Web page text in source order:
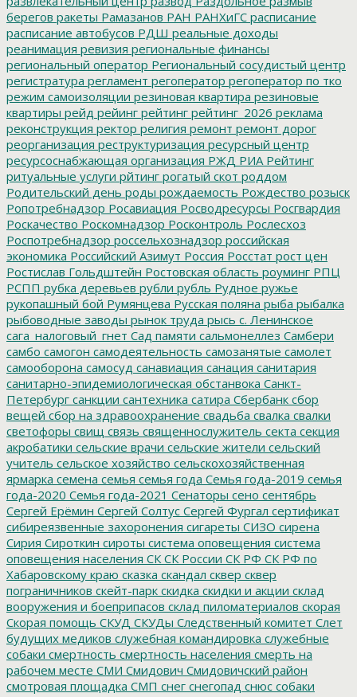
берегов ракеты Рамазанов РАН РАНХиГС расписание
расписание автобусов РДШ реальные доходы
реанимация ревизия региональные финансы
региональный оператор Региональный сосудистый центр
регистратура регламент регоператор регоператор по тко
режим самоизоляции резиновая квартира резиновые
квартиры рейд рейинг рейтинг рейтинг_2026 реклама
реконструкция ректор религия ремонт ремонт дорог
реорганизация реструктуризация ресурсный центр
ресурсоснабжающая организация РЖД РИА Рейтинг
ритуальные услуги рйтинг рогатый скот роддом
Родительский день роды рождаемость Рождество розыск
Ропотребнадзор Росавиация Росводресурсы Росгвардия
Роскачество Роскомнадзор Росконтроль Рослесхоз
Роспотребнадзор россельхознадзор российская
экономика Российский Азимут Россия Росстат рост цен
Ростислав Гольдштейн Ростовская область роуминг РПЦ
РСПП рубка деревьев рубли рубль Рудное ружье
рукопашный бой Румянцева Русская поляна рыба рыбалка
рыбоводные заводы рынок труда рысь с. Ленинское
сага_налоговый_гнет Сад памяти сальмонеллез Самбери
самбо самогон самодеятельность самозанятые самолет
самооборона самосуд санавиация санация санитария
санитарно-эпидемиологическая обстанвока Санкт-
Петербург санкции сантехника сатира Сбербанк сбор
вещей сбор на здравоохранение свадьба свалка свалки
светофоры свищ связь священнослужитель секта секция
акробатики сельские врачи сельские жители сельский
учитель сельское хозяйство сельскохозяйственная
ярмарка семена семья семья года Семья года-2019 семья
года-2020 Семья года-2021 Сенаторы сено сентябрь
Сергей Ерёмин Сергей Солтус Сергей Фургал сертификат
сибиреязвенные захоронения сигареты СИЗО сирена
Сирия Сироткин сироты система оповещения система
оповещения населения СК СК России СК РФ СК РФ по
Хабаровскому краю сказка скандал сквер сквер
пограничников скейт-парк скидка скидки и акции склад
вооружения и боеприпасов склад пиломатериалов скорая
Скорая помощь СКУД СКУДы Следственный комитет Слет
будущих медиков служебная командировка служебные
собаки смертность смертность населения смерть на
рабочем месте СМИ Смидович Смидовичский район
смотровая площадка СМП снег снегопад снюс собаки